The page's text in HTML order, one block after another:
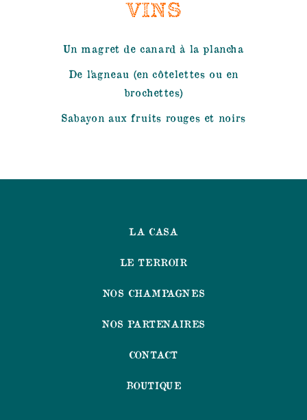
VINS
Un magret de canard à la plancha
De l’agneau (en côtelettes ou en
brochettes)
Sabayon aux fruits rouges et noirs
LA CASA
LE TERROIR
NOS CHAMPAGNES
NOS PARTENAIRES
CONTACT
BOUTIQUE